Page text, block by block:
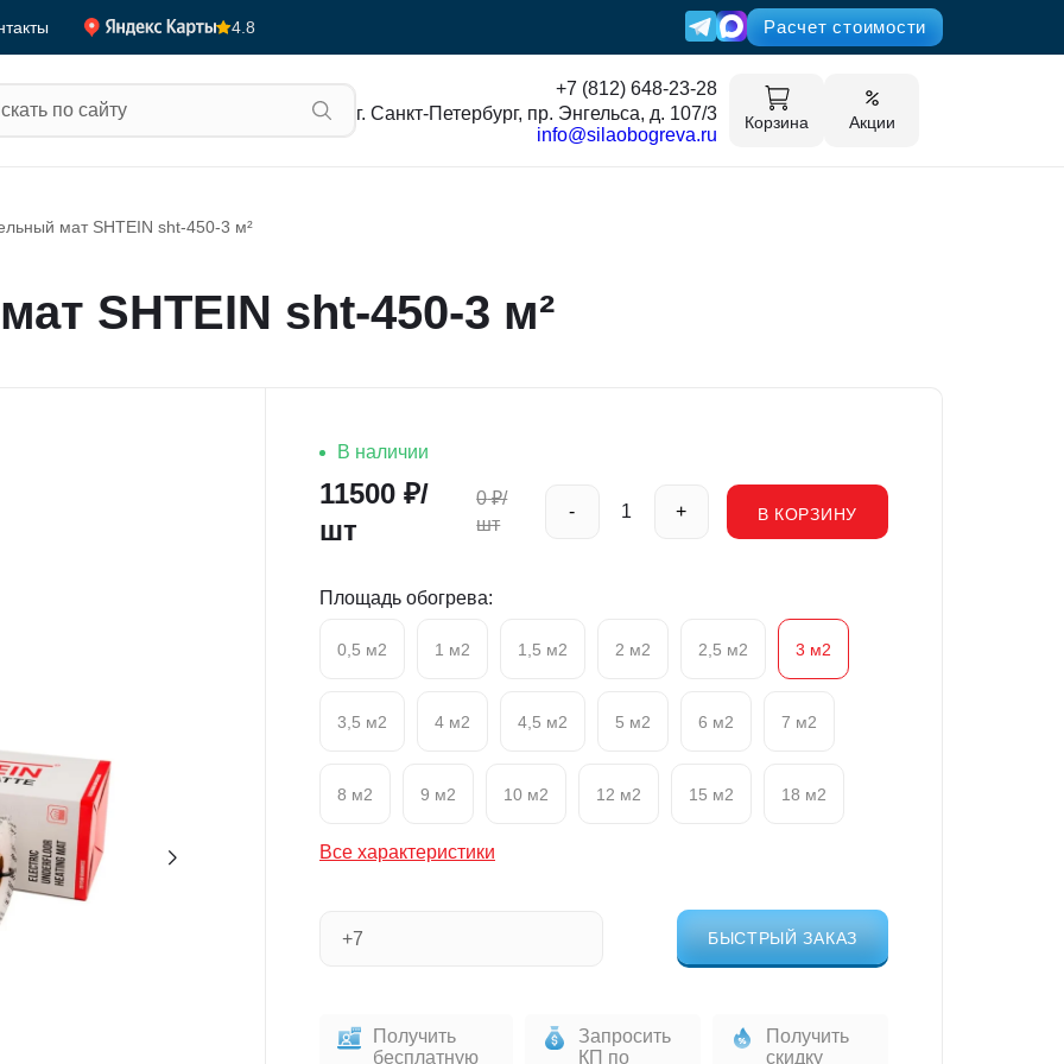
4.8 Расчет стоимости
+7 (812) 648-23-28
г. Санкт-Петербург, пр. Энгельса, д. 107/3
info@silaobogreva.ru
Корзина Акции
мат SHTEIN sht-450-3 м²
SHTEIN sht-450-3 м²
В наличии
11500 ₽/
шт
0 ₽/
шт
- + В КОРЗИНУ
Площадь обогрева:
0,5 м2 1 м2 1,5 м2 2 м2 2,5 м2 3 м2
3,5 м2 4 м2 4,5 м2 5 м2 6 м2 7 м2
8 м2 9 м2 10 м2 12 м2 15 м2 18 м2
Все характеристики
БЫСТРЫЙ ЗАКАЗ
Получить
бесплатную
Запросить
КП по
Получить
скидку